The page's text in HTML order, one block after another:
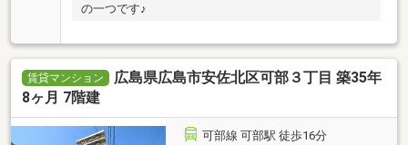
の一つです♪
賃貸マンション
広島県広島市安佐北区可部３丁目 築35年
8ヶ月 7階建
可部線 可部駅 徒歩16分